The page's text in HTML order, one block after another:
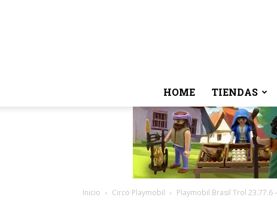
HOME TIENDAS
Inicio Circo Playmobil Playmobil Brasil Trol 23.77.6